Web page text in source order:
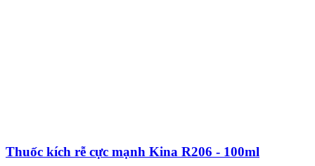
Thuốc kích rễ cực mạnh Kina R206 - 100ml